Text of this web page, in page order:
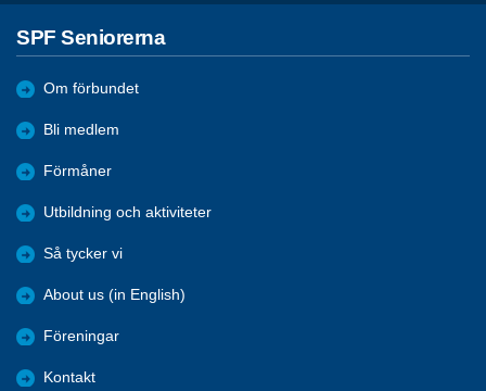
SPF Seniorerna
Om förbundet
Bli medlem
Förmåner
Utbildning och aktiviteter
Så tycker vi
About us (in English)
Föreningar
Kontakt